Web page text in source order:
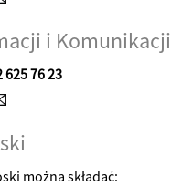
i Komunikacji
625 76 23
można składać: